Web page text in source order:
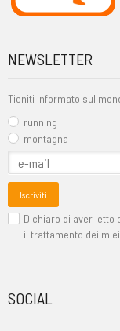
NEWSLETTER
Tieniti informato sul
running
montagna
Iscriviti
Dichiaro di aver letto
il trattamento dei
SOCIAL